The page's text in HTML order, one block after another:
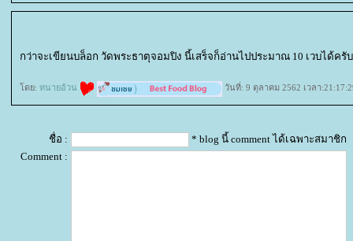
กว่าจะเขียนบล็อก วัดพระธาตุจอมปิง นี้เสร็จก็อ่านไปประมาณ 10 เวบได้ครั
ดย: ทนายอ้วน วันที่: 9 ตุลาคม 2562 เวลา
ชื่อ :
* blog นี้ comment ได้เฉพาะสมาชิก
Comment :